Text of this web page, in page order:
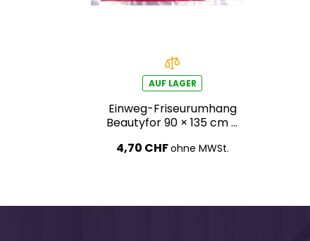
AUF LAGER
Einweg-Friseurumhang
Beautyfor 90 × 135 cm –
4,70 CHFohne MWSt.